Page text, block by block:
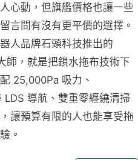
心動，但旗艦價格也讓一些
言問有沒有更平價的選擇。
人品牌石頭科技推出的
師，就是把鎖水拖布技術下
25,000Pa 吸力、
導航、雙重零纏繞清掃
讓預算有限的人也能享受拖
。